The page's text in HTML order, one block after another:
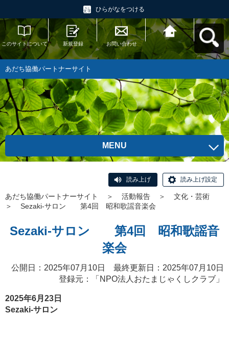
ひらがなをつける
このサイトについて 新規登録 お問い合わせ
あだち協働パートナ
ーサイトへ戻る
あだち協働パートナーサイト
MENU
読み上げ 読み上げ設定
あだち協働パートナーサイト ＞ 活動報告 ＞
文化・芸術
＞
Sezaki-サロン 第4回 昭和歌謡音楽会
Sezaki-サロン 第4回 昭和歌謡音
楽会
公開日：2025年07月10日 最終更新日：2025年07月10日
登録元：「 NPO法人おたまじゃくしクラブ 」
2025年6月23日
Sezaki-サロン